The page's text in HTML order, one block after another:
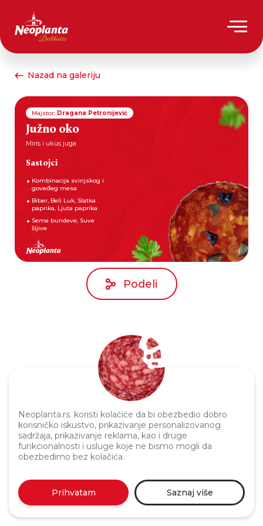
Neoplanta.rs. koristi kolačiće da bi obezbedio dobro
korisničko iskustvo, prikazivanje personalizovanog
sadržaja, prikazivanje reklama, kao i druge
funkcionalnosti i usluge koje ne bismo mogli da
obezbedimo bez kolačića.
Prihvatam Saznaj više
Nazad na galeriju
Majstor: Dragana Petronijević
Južno oko
Miris i ukus juga
Sastojci
Kombinacija svinjskog i
goveđeg mesa
Biber, Beli Luk, Slatka
paprika, Ljuta paprika
Seme bundeve, Suve
šljive
Podeli
Politika privatnosti